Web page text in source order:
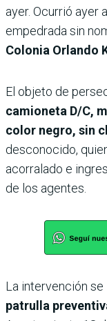
ayer. Ocurrió ayer
empedrada sin
Colonia Orlando
El objeto de
camioneta D/C,
color negro, sin
desconocido,
acorralado e
de los agentes.
La intervención
patrulla